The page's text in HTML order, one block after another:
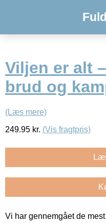
Viljen er alt
brud og
(Læs mere)
249.95 kr. (Vis fragtpris)
Vi har gennemgået de